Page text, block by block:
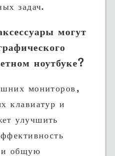
задач.
могут
ноутбуке?
мониторов,
клавиатур и
улучшить
и общую